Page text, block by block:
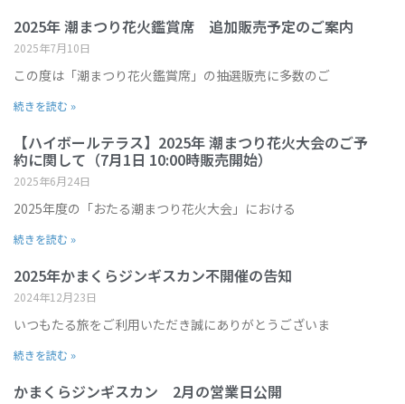
2025年 潮まつり花火鑑賞席 追加販売予定のご案内
2025年7月10日
この度は「潮まつり花火鑑賞席」の抽選販売に多数のご
続きを読む »
【ハイボールテラス】2025年 潮まつり花火大会のご予
約に関して（7月1日 10:00時販売開始）
2025年6月24日
2025年度の「おたる潮まつり花火大会」における
続きを読む »
2025年かまくらジンギスカン不開催の告知
2024年12月23日
いつもたる旅をご利用いただき誠にありがとうございま
続きを読む »
かまくらジンギスカン 2月の営業日公開